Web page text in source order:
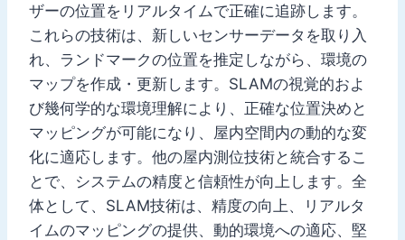
ザーの位置をリアルタイムで正確に追跡します。
これらの技術は、新しいセンサーデータを取り入
れ、ランドマークの位置を推定しながら、環境の
マップを作成・更新します。SLAMの視覚的およ
び幾何学的な環境理解により、正確な位置決めと
マッピングが可能になり、屋内空間内の動的な変
化に適応します。他の屋内測位技術と統合するこ
とで、システムの精度と信頼性が向上します。全
体として、SLAM技術は、精度の向上、リアルタ
イムのマッピングの提供、動的環境への適応、堅